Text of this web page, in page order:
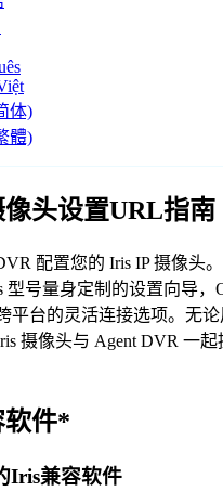
体)
體)
头设置URL指南
配置您的 Iris IP 摄像头
型号量身定制的设置向导，
平台的灵活连接选项。无
摄像头与 Agent DVR 一
件*
Iris兼容软件